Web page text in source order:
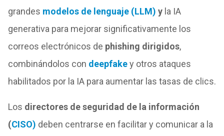
grandes modelos de lenguaje (LLM) yla IA
generativa para mejorar significativamente los
correos electrónicos de phishing dirigidos,
combinándolos con deepfakey otros ataques
habilitados por la IA para aumentar las tasas de clics.
Los directores de seguridad de la información
(CISO) deben centrarse en facilitar y comunicar a la